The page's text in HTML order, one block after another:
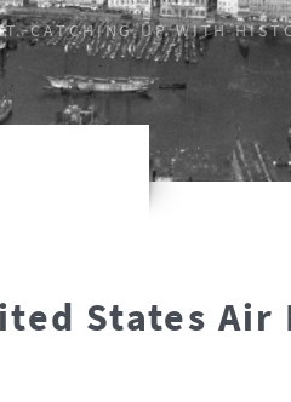
CATCHING UP WITH
States Air